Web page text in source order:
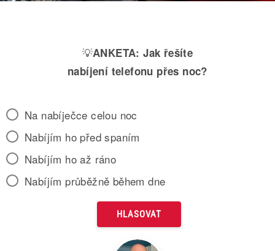
💡ANKETA: Jak řešíte
nabíjení telefonu přes noc?
Na nabíječce celou noc
Nabíjím ho před spaním
Nabíjím ho až ráno
Nabíjím průběžně během dne